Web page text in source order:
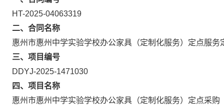
HT-2025-04063319
二、合同名称
惠州市惠州中学实验学校办公家具（定制化服务）定点服务
三、项目编号
DDYJ-2025-1471030
四、项目名称
惠州市惠州中学实验学校办公家具（定制化服务）定点采购